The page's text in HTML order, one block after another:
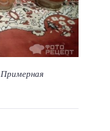
Примерная